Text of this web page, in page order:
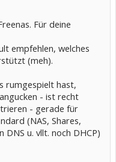
Für deine
empfehlen, welches
(meh).
rumgespielt hast,
- ist recht
- gerade für
(NAS, Shares,
DNS u. vllt. noch DHCP)